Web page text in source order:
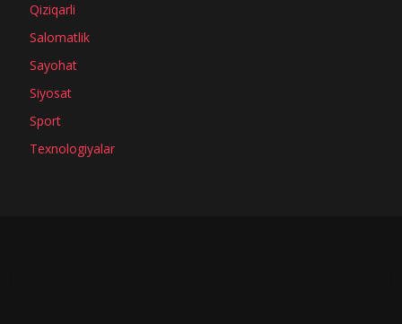
Qiziqarli
Salomatlik
Sayohat
Siyosat
Sport
Texnologiyalar